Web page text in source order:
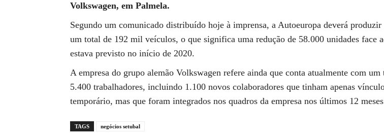
Volkswagen, em Palmela.
Segundo um comunicado distribuído hoje à imprensa, a Autoeuropa deverá produzir
um total de 192 mil veículos, o que significa uma redução de 58.000 unidades face
estava previsto no início de 2020.
A empresa do grupo alemão Volkswagen refere ainda que conta atualmente com um
5.400 trabalhadores, incluindo 1.100 novos colaboradores que tinham apenas
temporário, mas que foram integrados nos quadros da empresa nos últimos 12
TAGS negócios setubal